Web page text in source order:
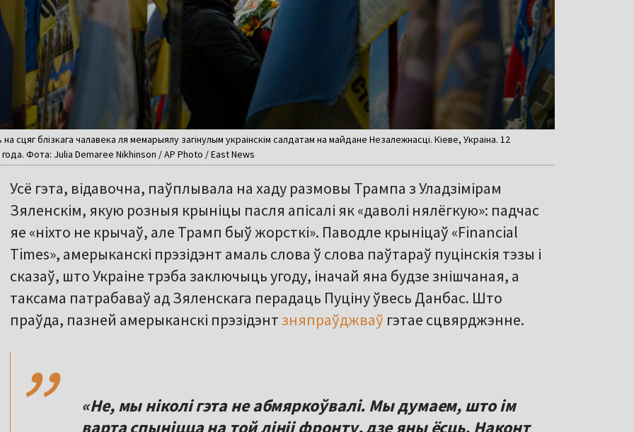
сцяг блізкага чалавека ля мемарыялу загінулым украінскім салдатам на майдане Незалежнасці. Кіеве, Украіна. 12
года. Фота: Julia Demaree Nikhinson / AP Photo / East News
Усё гэта, відавочна, паўплывала на хаду размовы Трампа з Уладзімірам
Зяленскім, якую розныя крыніцы пасля апісалі як «даволі нялёгкую»: падчас
яе «ніхто не крычаў, але Трамп быў жорсткі». Паводле крыніцаў «Financial
Times», амерыканскі прэзідэнт амаль слова ў слова паўтараў пуцінскія тэзы і
сказаў, што Украіне трэба заключыць угоду, іначай яна будзе знішчаная, а
таксама патрабаваў ад Зяленскага перадаць Пуціну ўвесь Данбас. Што
праўда, пазней амерыканскі прэзідэнт зняпраўджваў гэтае сцвярджэнне.
,,
«Не, мы ніколі гэта не абмяркоўвалі. Мы думаем, што ім
варта спыніцца на той лініі фронту, дзе яны ёсць. Наконт